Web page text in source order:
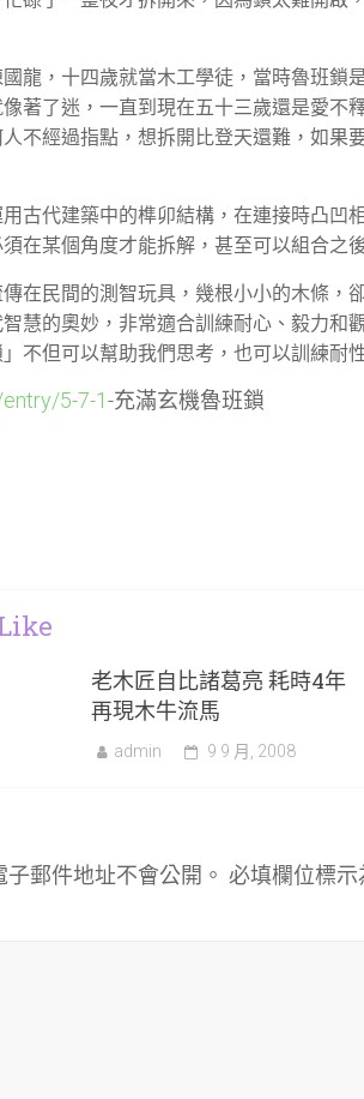
龍，十四歲就當木工學徒，當時魯班鎖
著了迷，一直到現在五十三歲還是愛不
不經過指點，想拆開比登天還難，如果
用古代建築中的榫卯結構，在連接時凸凹
在某個角度才能拆解，甚至可以組合之
傳在民間的測智玩具，幾根小小的木條，
慧的奧妙，非常適合訓練耐心、毅力和
不但可以幫助我們思考，也可以訓練耐
5-7-1-充滿玄機魯班鎖
老木匠自比諸葛亮 耗時4年
再現木牛流馬
admin 9 9 月, 2008
郵件地址不會公開。 必填欄位標示